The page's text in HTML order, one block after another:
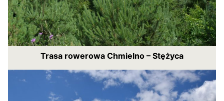
Trasa rowerowa Chmielno – Stężyca